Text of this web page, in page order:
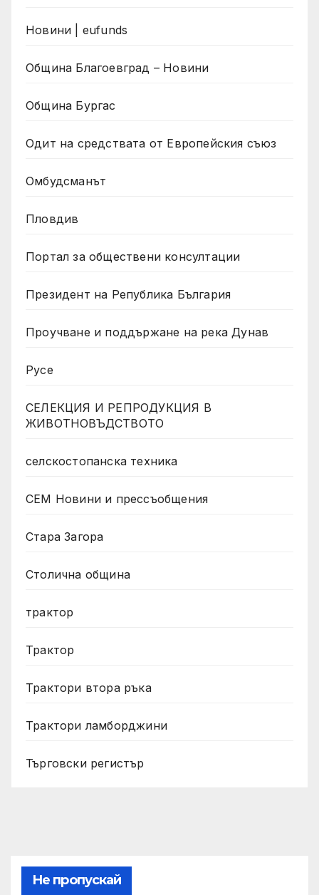
Новини | eufunds
Община Благоевград – Новини
Община Бургас
Одит на средствата от Европейския съюз
Омбудсманът
Пловдив
Портал за обществени консултации
Президент на Република България
Проучване и поддържане на река Дунав
Русе
СЕЛЕКЦИЯ И РЕПРОДУКЦИЯ В
ЖИВОТНОВЪДСТВОТО
селскостопанска техника
СЕМ Новини и прессъобщения
Стара Загора
Столична община
трактор
Трактор
Трактори втора ръка
Трактори ламборджини
Търговски регистър
Не пропускай